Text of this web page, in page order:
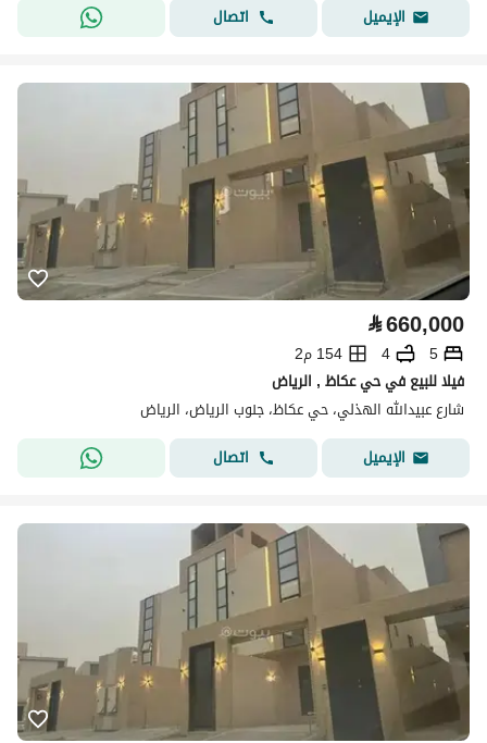
الإيميل
اتصال
⃁660,000
5
4
154 م2
فيلا للبيع في حي عكاظ , الرياض
شارع عبيدالله الهذلي، حي عكاظ، جنوب الرياض، الرياض
الإيميل
اتصال